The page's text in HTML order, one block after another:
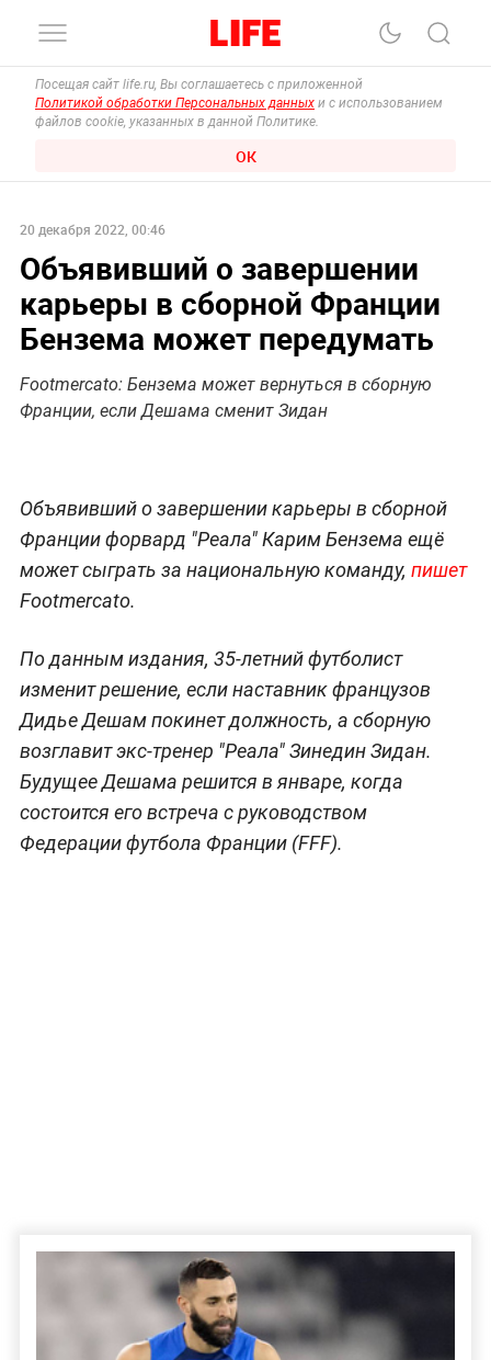
Посещая сайт life.ru, Вы соглашаетесь с приложенной
Политикой обработки Персональных данных и с использованием
файлов cookie, указанных в данной Политике.
ОК
20 декабря 2022, 00:46
Объявивший о завершении
карьеры в сборной Франции
Бензема может передумать
Footmercato: Бензема может вернуться в сборную
Франции, если Дешама сменит Зидан
Объявивший о завершении карьеры в сборной
Франции форвард "Реала" Карим Бензема ещё
может сыграть за национальную команду, пишет
Footmercato.
По данным издания, 35-летний футболист
изменит решение, если наставник французов
Дидье Дешам покинет должность, а сборную
возглавит экс-тренер "Реала" Зинедин Зидан.
Будущее Дешама решится в январе, когда
состоится его встреча с руководством
Федерации футбола Франции (FFF).